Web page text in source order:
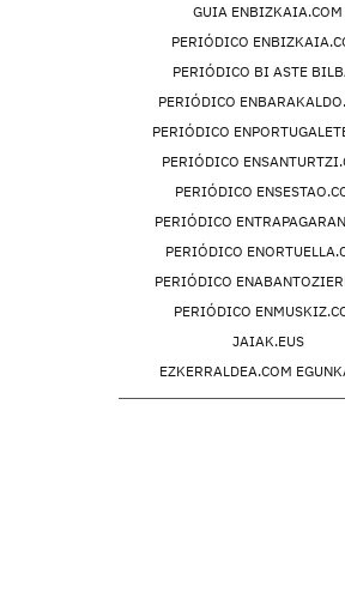
GUIA ENBIZKAIA.COM
PERIÓDICO
PERIÓDICO BI ASTE
PERIÓDICO
PERIÓDICO
PERIÓDICO
PERIÓDICO
PERIÓDICO
PERIÓDICO
PERIÓDICO
PERIÓDICO
JAIAK.EUS
EZKERRALDEA.COM